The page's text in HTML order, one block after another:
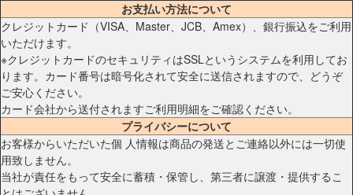
お支払い方法について
クレジットカード（VISA、Master、JCB、Amex）、銀行振込をご利用
いただけます。
※クレジットカードのセキュリティはSSLというシステムを利用してお
ります。カード番号は暗号化されて安全に送信されますので、どうぞ
ご安心ください。
カード会社から送付されますご利用明細をご確認ください。
プライバシーについて
お客様からいただいた個 人情報は商品の発送とご連絡以外には一切使
用致しません。
当社が責任をもって安全に蓄積・保管し、第三者に譲渡・提供するこ